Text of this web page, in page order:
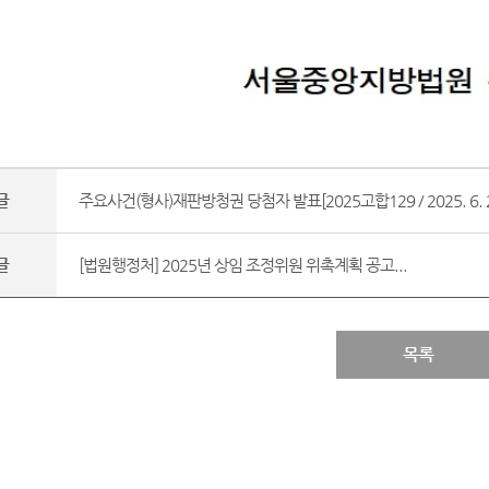
주요사건(형사)재판방청권 당첨자 발표[2025고합129 / 2025. 6.
[법원행정처] 2025년 상임 조정위원 위촉계획 공고...
목록